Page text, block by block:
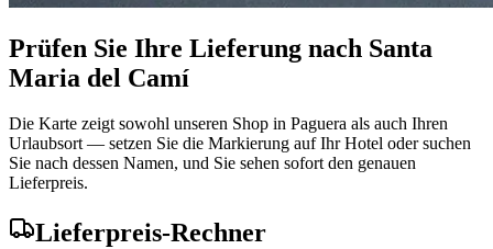
Prüfen Sie Ihre Lieferung nach Santa
Maria del Camí
Die Karte zeigt sowohl unseren Shop in Paguera als auch Ihren
Urlaubsort — setzen Sie die Markierung auf Ihr Hotel oder suchen
Sie nach dessen Namen, und Sie sehen sofort den genauen
Lieferpreis.
Lieferpreis-Rechner